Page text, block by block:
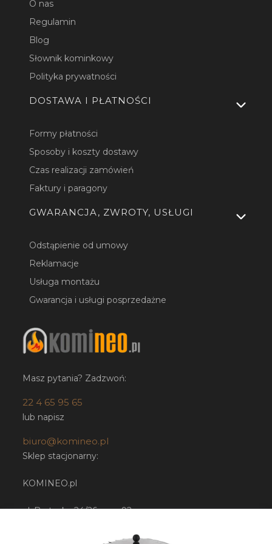
O nas
Regulamin
Blog
Słownik kominkowy
Polityka prywatności
DOSTAWA I PŁATNOŚCI
Formy płatności
Sposoby i koszty dostawy
Czas realizacji zamówień
Faktury i paragony
GWARANCJA, ZWROTY, USŁUGI
Odstąpienie od umowy
Reklamacje
Usługa montażu
Gwarancja i usługi posprzedażne
Masz pytania? Zadzwoń:
22 4 65 95 65
lub napisz
biuro@komineo.pl
Sklep stacjonarny:
KOMINEO.pl
ul. Bartycka 24/26 paw. 92